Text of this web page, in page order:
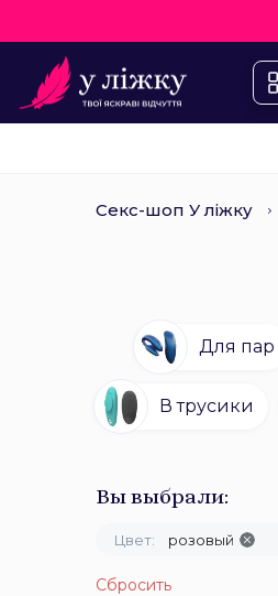
Секс-шоп У ліжку
Для пар
В трусики
Вы выбрали:
Цвет: розовый
Сбросить